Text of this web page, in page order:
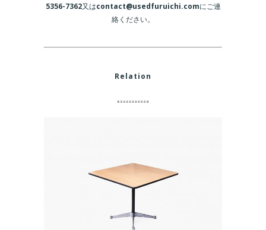
5356-7362又はcontact@usedfuruichi.comにご連
絡ください。
Relation